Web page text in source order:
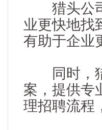
猎头公司
业更快地找
有助于企业
同时，猎
案，提供专
理招聘流程